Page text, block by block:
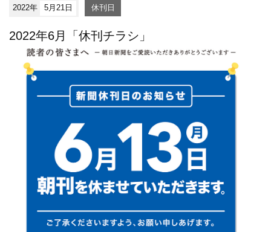
2022年 5月21日 休刊日
2022年6月「休刊チラシ」